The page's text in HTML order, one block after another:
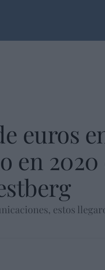
euros
en
estos